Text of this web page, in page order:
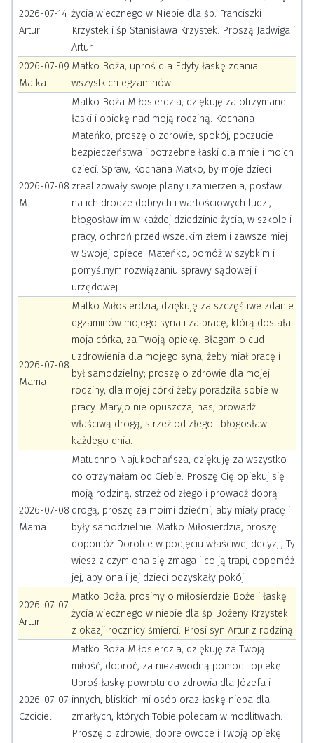
2026-07-14
Artur
życia wiecznego w Niebie dla śp. Franciszki
Krzystek i śp Stanisława Krzystek. Proszą Jadwiga i
Artur.
2026-07-09
Matka
Matko Boża, uproś dla Edyty łaskę zdania
wszystkich egzaminów.
2026-07-08
M.
Matko Boża Miłosierdzia, dziękuję za otrzymane
łaski i opiekę nad moją rodziną. Kochana
Mateńko, proszę o zdrowie, spokój, poczucie
bezpieczeństwa i potrzebne łaski dla mnie i moich
dzieci. Spraw, Kochana Matko, by moje dzieci
zrealizowały swoje plany i zamierzenia, postaw
na ich drodze dobrych i wartościowych ludzi,
błogosław im w każdej dziedzinie życia, w szkole i
pracy, ochroń przed wszelkim złem i zawsze miej
w Swojej opiece. Mateńko, pomóż w szybkim i
pomyślnym rozwiązaniu sprawy sądowej i
urzędowej.
2026-07-08
Mama
Matko Miłosierdzia, dziękuję za szczęśliwe zdanie
egzaminów mojego syna i za pracę, którą dostała
moja córka, za Twoją opiekę. Błagam o cud
uzdrowienia dla mojego syna, żeby miał pracę i
był samodzielny; proszę o zdrowie dla mojej
rodziny, dla mojej córki żeby poradziła sobie w
pracy. Maryjo nie opuszczaj nas, prowadź
właściwą drogą, strzeż od złego i błogosław
każdego dnia.
2026-07-08
Mama
Matuchno Najukochańsza, dziękuję za wszystko
co otrzymałam od Ciebie. Proszę Cię opiekuj się
moją rodziną, strzeż od złego i prowadź dobrą
drogą, proszę za moimi dziećmi, aby miały pracę i
były samodzielnie. Matko Miłosierdzia, proszę
dopomóż Dorotce w podjęciu właściwej decyzji, Ty
wiesz z czym ona się zmaga i co ją trapi, dopomóż
jej, aby ona i jej dzieci odzyskały pokój.
2026-07-07
Artur
Matko Boża. prosimy o miłosierdzie Boże i łaskę
życia wiecznego w niebie dla śp Bożeny Krzystek
z okazji rocznicy śmierci. Prosi syn Artur z rodziną.
2026-07-07
Czciciel
Matko Boża Miłosierdzia, dziękuję za Twoją
miłość, dobroć, za niezawodną pomoc i opiekę.
Uproś łaskę powrotu do zdrowia dla Józefa i
innych, bliskich mi osób oraz łaskę nieba dla
zmarłych, których Tobie polecam w modlitwach.
Proszę o zdrowie, dobre owoce i Twoją opiekę